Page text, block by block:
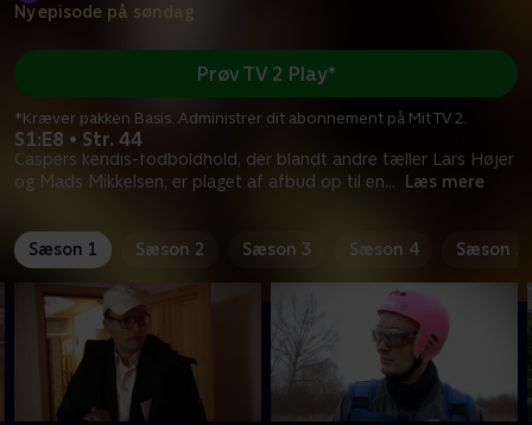
Ny episode på søndag
S1:E8 • Str. 44
Caspers kendis-fodboldhold, der blandt andre tæller Lars Højer
og Mads Mikkelsen, er plaget af afbud op til en... Læs mere
Prøv TV 2 Play*
*Kræver pakken Basis. Administrer dit abonnement på Mit TV 2.
Sæson 1 Sæson 2 Sæson 3 Sæson 4 Sæson 5